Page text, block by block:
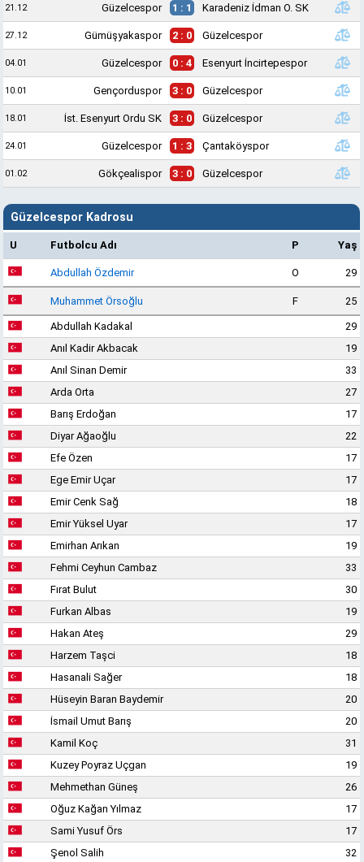
21.12 Güzelcespor 1 : 1 Karadeniz İdman O. SK
27.12 Gümüşyakaspor 2 : 0 Güzelcespor
04.01 Güzelcespor 0 : 4 Esenyurt İncirtepespor
10.01 Gençorduspor 3 : 0 Güzelcespor
18.01 İst. Esenyurt Ordu SK 3 : 0 Güzelcespor
24.01 Güzelcespor 1 : 3 Çantaköyspor
01.02 Gökçealispor 3 : 0 Güzelcespor
Güzelcespor Kadrosu
U Futbolcu Adı P Yaş
Abdullah Özdemir O 29
Muhammet Örsoğlu F 25
Abdullah Kadakal
29
Anıl Kadir Akbacak
19
Anıl Sinan Demir
33
Arda Orta
27
Barış Erdoğan
17
Diyar Ağaoğlu
22
Efe Özen
17
Ege Emir Uçar
17
Emir Cenk Sağ
18
Emir Yüksel Uyar
17
Emirhan Arıkan
19
Fehmi Ceyhun Cambaz
33
Fırat Bulut
30
Furkan Albas
19
Hakan Ateş
29
Harzem Taşci
18
Hasanali Sağer
18
Hüseyin Baran Baydemir
20
İsmail Umut Barış
20
Kamil Koç
31
Kuzey Poyraz Uçgan
19
Mehmethan Güneş
26
Oğuz Kağan Yılmaz
17
Sami Yusuf Örs
17
Şenol Salih
32